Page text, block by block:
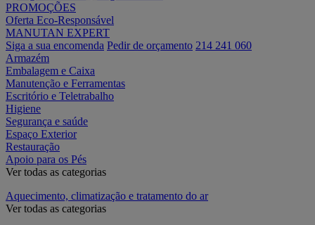
PROMOÇÕES
Oferta Eco-Responsável
MANUTAN EXPERT
Siga a sua encomenda Pedir de orçamento 214 241 060
Armazém
Embalagem e Caixa
Manutenção e Ferramentas
Escritório e Teletrabalho
Higiene
Segurança e saúde
Espaço Exterior
Restauração
Apoio para os Pés
Ver todas as categorias
Aquecimento, climatização e tratamento do ar
Ver todas as categorias